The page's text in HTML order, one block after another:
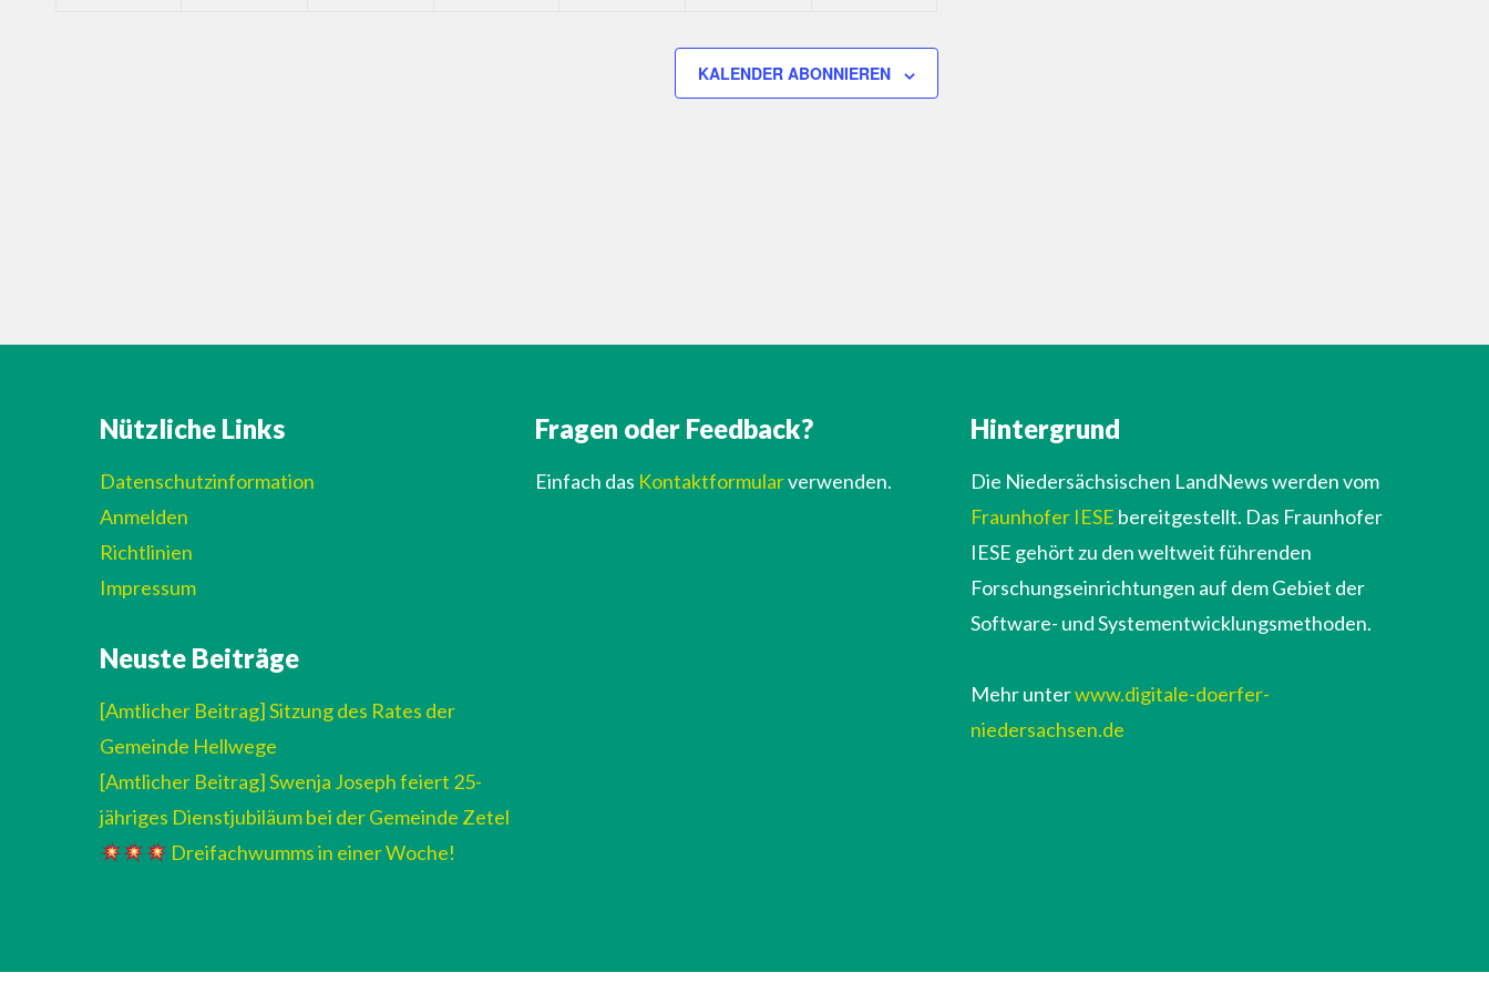
KALENDER ABONNIEREN
Nützliche Links
Datenschutzinformation
Anmelden
Richtlinien
Impressum
Neuste Beiträge
[Amtlicher Beitrag] Sitzung des Rates der
Gemeinde Hellwege
[Amtlicher Beitrag] Swenja Joseph feiert 25-
jähriges Dienstjubiläum bei der Gemeinde Zetel
Dreifachwumms in einer Woche!
Fragen oder Feedback?
Einfach das Kontaktformularverwenden.
Hintergrund
Die Niedersächsischen LandNews werden vom
Fraunhofer IESE bereitgestellt. Das Fraunhofer
IESE gehört zu den weltweit führenden
Forschungseinrichtungen auf dem Gebiet der
Software- und Systementwicklungsmethoden.
Mehr unterwww.digitale-doerfer-
niedersachsen.de